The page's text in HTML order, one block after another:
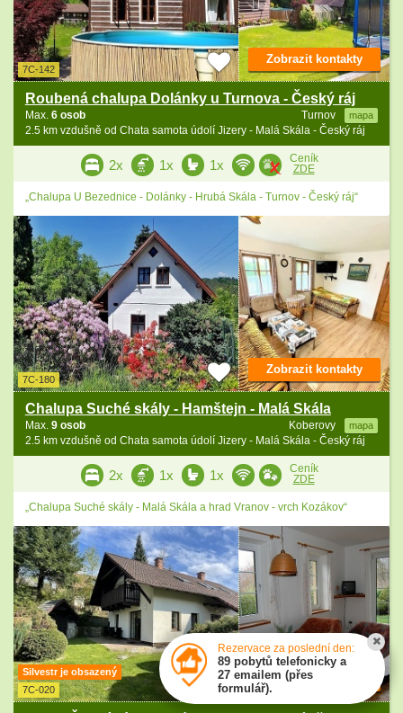
7C-142
Roubená chalupa Dolánky u Turnova - Český ráj
Turnov mapa
Max. 6 osob
2.5 km vzdušně od Chata samota údolí Jizery - Malá Skála - Český ráj
Zobrazit kontakty
2x 1x 1x
Ceník
ZDE
„Chalupa U Bezednice - Dolánky - Hrubá Skála - Turnov - Český ráj“
7C-180
Chalupa Suché skály - Hamštejn - Malá Skála
Koberovy mapa
Max. 9 osob
2.5 km vzdušně od Chata samota údolí Jizery - Malá Skála - Český ráj
Zobrazit kontakty
2x 1x 1x
Ceník
ZDE
„Chalupa Suché skály - Malá Skála a hrad Vranov - vrch Kozákov“
Silvestr je obsazený
7C-020
Zobrazit kontakty
Rezervace za poslední den:
89 pobytů telefonicky a
27 emailem (přes
formulář).